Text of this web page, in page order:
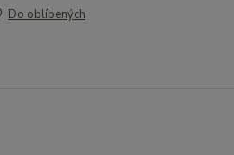
Do oblíbených